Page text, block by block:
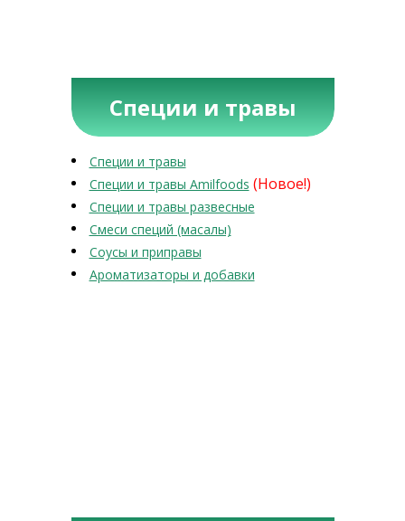
Специи и травы
Специи и травы
Специи и травы Amilfoods (Новое!)
Специи и травы развесные
Смеси специй (масалы)
Соусы и приправы
Ароматизаторы и добавки